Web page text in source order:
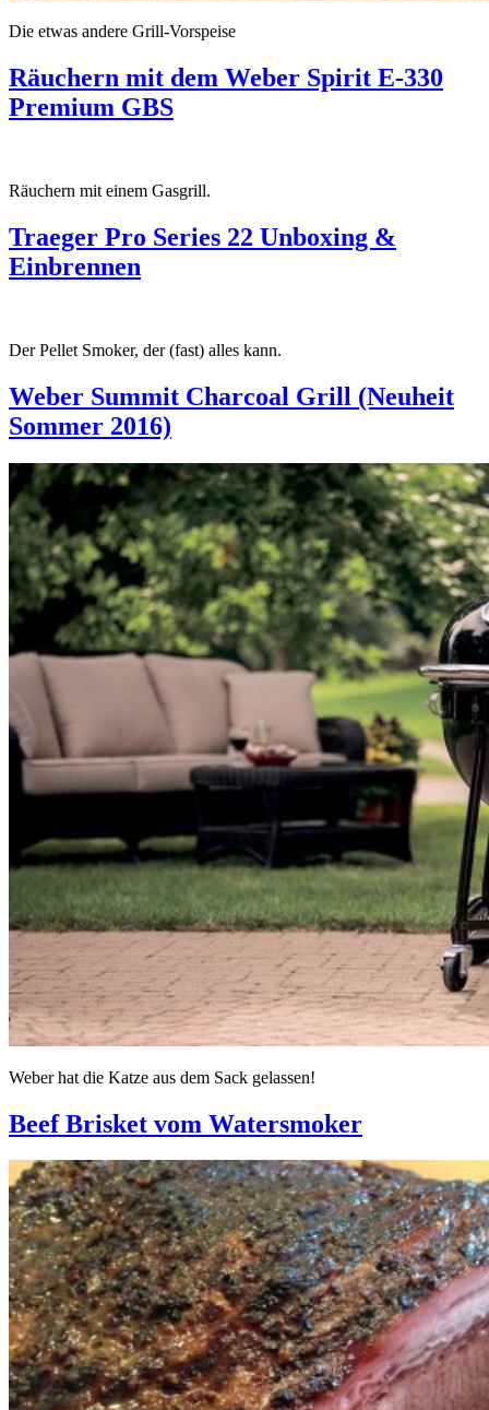
Die etwas andere Grill-Vorspeise
Räuchern mit dem Weber Spirit E-330
Premium GBS
Räuchern mit einem Gasgrill.
Traeger Pro Series 22 Unboxing &
Einbrennen
Der Pellet Smoker, der (fast) alles kann.
Weber Summit Charcoal Grill (Neuheit
Sommer 2016)
Weber hat die Katze aus dem Sack gelassen!
Beef Brisket vom Watersmoker